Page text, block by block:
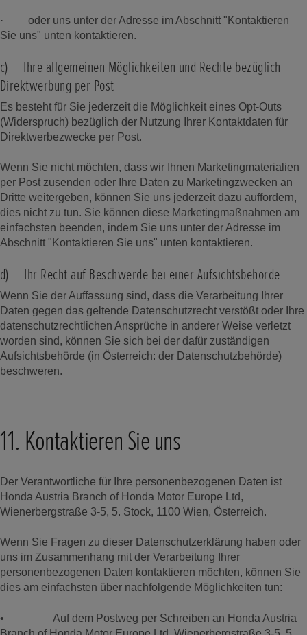
· oder uns unter der Adresse im Abschnitt "Kontaktieren
Sie uns" unten kontaktieren.
c) Ihre allgemeinen Möglichkeiten und Rechte bezüglich
Direktwerbung per Post
Es besteht für Sie jederzeit die Möglichkeit eines Opt-Outs
(Widerspruch) bezüglich der Nutzung Ihrer Kontaktdaten für
Direktwerbezwecke per Post.
Wenn Sie nicht möchten, dass wir Ihnen Marketingmaterialien
per Post zusenden oder Ihre Daten zu Marketingzwecken an
Dritte weitergeben, können Sie uns jederzeit dazu auffordern,
dies nicht zu tun. Sie können diese Marketingmaßnahmen am
einfachsten beenden, indem Sie uns unter der Adresse im
Abschnitt "Kontaktieren Sie uns" unten kontaktieren.
d) Ihr Recht auf Beschwerde bei einer Aufsichtsbehörde
Wenn Sie der Auffassung sind, dass die Verarbeitung Ihrer
Daten gegen das geltende Datenschutzrecht verstößt oder Ihre
datenschutzrechtlichen Ansprüche in anderer Weise verletzt
worden sind, können Sie sich bei der dafür zuständigen
Aufsichtsbehörde (in Österreich: der Datenschutzbehörde)
beschweren.
11. Kontaktieren Sie uns
Der Verantwortliche für Ihre personenbezogenen Daten ist
Honda Austria Branch of Honda Motor Europe Ltd,
Wienerbergstraße 3-5, 5. Stock, 1100 Wien, Österreich.
Wenn Sie Fragen zu dieser Datenschutzerklärung haben oder
uns im Zusammenhang mit der Verarbeitung Ihrer
personenbezogenen Daten kontaktieren möchten, können Sie
dies am einfachsten über nachfolgende Möglichkeiten tun:
• Auf dem Postweg per Schreiben an Honda Austria